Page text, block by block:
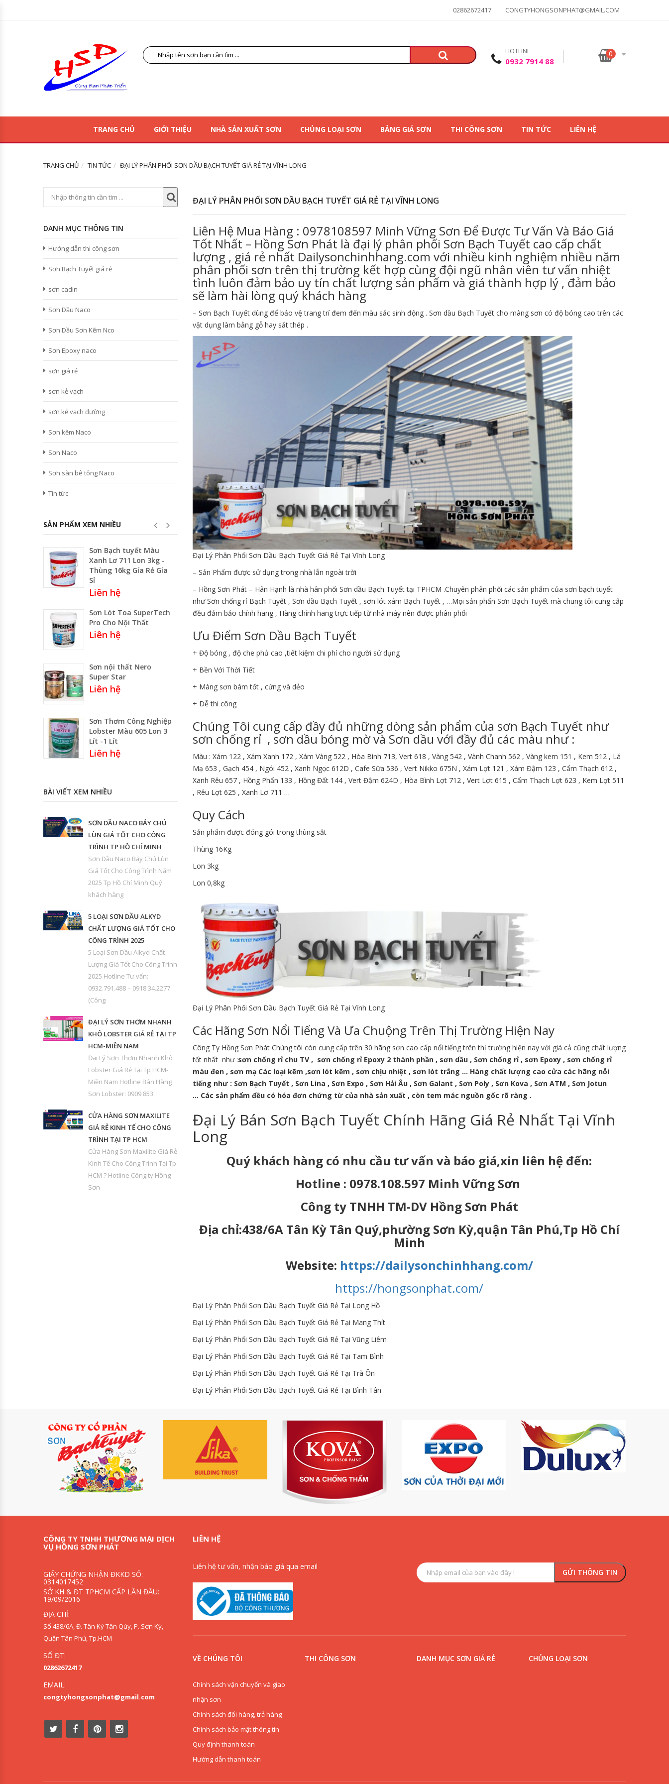
02862672417 CONGTYHONGSONPHAT@GMAIL.COM
HOTLINE
0932 7914 88
0
TRANG CHỦ GIỚI THIỆU NHÀ SẢN XUẤT SƠN CHỦNG LOẠI SƠN BẢNG GIÁ SƠN THI CÔNG SƠN TIN TỨC LIÊN HỆ
TRANG CHỦ TIN TỨC ĐẠI LÝ PHÂN PHỐI SƠN DẦU BẠCH TUYẾT GIÁ RẺ TẠI VĨNH LONG
ĐẠI LÝ PHÂN PHỐI SƠN DẦU BẠCH TUYẾT GIÁ RẺ TẠI VĨNH LONG
Liên Hệ Mua Hàng : 0978108597 Minh Vững Sơn Để Được Tư Vấn Và Báo Giá
Tốt Nhất – Hồng Sơn Phát là đại lý phân phối Sơn Bạch Tuyết cao cấp chất
lượng , giá rẻ nhất Dailysonchinhhang.com với nhiều kinh nghiệm nhiều năm
phân phối sơn trên thị trường kết hợp cùng đội ngũ nhân viên tư vấn nhiệt
tình luôn đảm bảo uy tín chất lượng sản phẩm và giá thành hợp lý , đảm bảo
sẽ làm hài lòng quý khách hàng
– Sơn Bạch Tuyết dùng để bảo vệ trang trí đem đến màu sắc sinh động . Sơn dầu Bạch Tuyết cho màng sơn có độ bóng cao trên các
vật dụng làm bằng gỗ hay sắt thép .
Đại Lý Phân Phối Sơn Dầu Bạch Tuyết Giá Rẻ Tại Vĩnh Long
– Sản Phẩm được sử dụng trong nhà lẫn ngoài trời
– Hồng Sơn Phát – Hân Hạnh là nhà hân phối Sơn dầu Bạch Tuyết tại TPHCM .Chuyên phân phối các sản phẩm của sơn bạch tuyết
như Sơn chống rỉ Bạch Tuyết , Sơn dầu Bạch Tuyết , sơn lót xám Bạch Tuyết , …Mọi sản phẩn Sơn Bạch Tuyết mà chung tôi cung cấp
đều đảm bảo chính hãng , Hàng chính hãng trực tiếp từ nhà máy nên được phân phối
Ưu Điểm Sơn Dầu Bạch Tuyết
+ Độ bóng , độ che phủ cao ,tiết kiệm chi phí cho người sử dụng
+ Bền Với Thời Tiết
+ Màng sơn bám tốt , cứng và dẻo
+ Dễ thi công
Chúng Tôi cung cấp đầy đủ những dòng sản phẩm của sơn Bạch Tuyết như
sơn chống rỉ , sơn dầu bóng mờ và Sơn dầu với đầy đủ các màu như :
Màu : Xám 122 , Xám Xanh 172 , Xám Vàng 522 , Hòa Bình 713, Vert 618 , Vàng 542 , Vành Chanh 562 , Vàng kem 151 , Kem 512 , Lá
Mạ 653 , Gạch 454 , Ngói 452 , Xanh Ngọc 612D , Cafe Sữa 536 , Vert Nikko 675N , Xám Lợt 121 , Xám Đậm 123 , Cẩm Thạch 612 ,
Xanh Rêu 657 , Hồng Phấn 133 , Hồng Đất 144 , Vert Đậm 624D , Hòa Bình Lợt 712 , Vert Lợt 615 , Cẩm Thạch Lợt 623 , Kem Lợt 511
, Rêu Lợt 625 , Xanh Lơ 711 …
Quy Cách
Sản phẩm được đóng gói trong thùng sắt
Thùng 16Kg
Lon 3kg
Lon 0,8kg
Đại Lý Phân Phối Sơn Dầu Bạch Tuyết Giá Rẻ Tại Vĩnh Long
Các Hãng Sơn Nổi Tiếng Và Ưa Chuộng Trên Thị Trường Hiện Nay
Công Ty Hồng Sơn Phát Chúng tôi còn cung cấp trên 30 hãng sơn cao cấp nổi tiếng trên thị trường hiện nay với giá cả cũng chất lượng
tốt nhất như :sơn chống rỉ chu TV , sơn chống rỉ Epoxy 2 thành phần , sơn dầu , Sơn chống rỉ , sơn Epoxy , sơn chống rỉ
màu đen , sơn mạ Các loại kẽm ,sơn lót kẽm , sơn chịu nhiệt , sơn lót trắng … Hàng chất lượng cao cửa các hãng nỗi
tiếng như : Sơn Bạch Tuyết , Sơn Lina , Sơn Expo , Sơn Hải Âu , Sơn Galant , Sơn Poly , Sơn Kova , Sơn ATM , Sơn Jotun
… Các sản phẩm đều có hóa đơn chứng từ của nhà sản xuất , còn tem mác nguồn gốc rõ ràng .
Đại Lý Bán Sơn Bạch Tuyết Chính Hãng Giá Rẻ Nhất Tại Vĩnh
Long
Quý khách hàng có nhu cầu tư vấn và báo giá,xin liên hệ đến:
Hotline : 0978.108.597 Minh Vững Sơn
Công ty TNHH TM-DV Hồng Sơn Phát
Địa chỉ:438/6A Tân Kỳ Tân Quý,phường Sơn Kỳ,quận Tân Phú,Tp Hồ Chí
Minh
Website: https://dailysonchinhhang.com/
https://hongsonphat.com/
Đại Lý Phân Phối Sơn Dầu Bạch Tuyết Giá Rẻ Tại Long Hồ
Đại Lý Phân Phối Sơn Dầu Bạch Tuyết Giá Rẻ Tại Mang Thít
Đại Lý Phân Phối Sơn Dầu Bạch Tuyết Giá Rẻ Tại Vũng Liêm
Đại Lý Phân Phối Sơn Dầu Bạch Tuyết Giá Rẻ Tại Tam Bình
Đại Lý Phân Phối Sơn Dầu Bạch Tuyết Giá Rẻ Tại Trà Ôn
Đại Lý Phân Phối Sơn Dầu Bạch Tuyết Giá Rẻ Tại Bình Tân
DANH MỤC THÔNG TIN
Hướng dẫn thi công sơn
Sơn Bạch Tuyết giá rẻ
sơn cadin
Sơn Dầu Naco
Sơn Dầu Sơn Kẽm Nco
Sơn Epoxy naco
sơn giá rẻ
sơn kẻ vạch
sơn kẻ vạch đường
Sơn kẽm Naco
Sơn Naco
Sơn sàn bê tông Naco
Tin tức
SẢN PHẨM XEM NHIỀU
Sơn Bạch tuyết Màu
Xanh Lơ 711 Lon 3kg -
Thùng 16kg Gía Rẻ Gía
Sỉ
Liên hệ
Sơn Lót Toa SuperTech
Pro Cho Nội Thất
Liên hệ
Sơn nội thất Nero
Super Star
Liên hệ
Sơn Thơm Công Nghiệp
Lobster Màu 605 Lon 3
Lít -1 Lít
Liên hệ
BÀI VIẾT XEM NHIỀU
SƠN DẦU NACO BẢY CHÚ
LÙN GIÁ TỐT CHO CÔNG
TRÌNH TP HỒ CHÍ MINH
Sơn Dầu Naco Bảy Chú Lùn
Giá Tốt Cho Công Trình Năm
2025 Tp Hồ Chí Minh Quý
khách hàng
5 LOẠI SƠN DẦU ALKYD
CHẤT LƯỢNG GIÁ TỐT CHO
CÔNG TRÌNH 2025
5 Loại Sơn Dầu Alkyd Chất
Lượng Giá Tốt Cho Công Trình
2025 Hotline Tư vấn:
0932.791.488 – 0918.34.2277
(Công
ĐẠI LÝ SƠN THƠM NHANH
KHÔ LOBSTER GIÁ RẺ TẠI TP
HCM-MIỀN NAM
Đại Lý Sơn Thơm Nhanh Khô
Lobster Giá Rẻ Tại Tp HCM-
Miền Nam Hotline Bán Hàng
Sơn Lobster: 0909 853
CỬA HÀNG SƠN MAXILITE
GIÁ RẺ KINH TẾ CHO CÔNG
TRÌNH TẠI TP HCM
Cửa Hàng Sơn Maxilite Giá Rẻ
Kinh Tế Cho Công Trình Tại Tp
HCM ? Hotline Công ty Hồng
Sơn
CÔNG TY TNHH THƯƠNG MẠI DỊCH
VỤ HỒNG SƠN PHÁT
GIẤY CHỨNG NHẬN ĐKKD SỐ:
0314017452
SỞ KH & ĐT TPHCM CẤP LẦN ĐẦU:
19/09/2016
ĐỊA CHỈ:
Số 438/6A, Đ. Tân Kỳ Tân Qúy, P. Sơn Kỳ,
Quận Tân Phú, Tp.HCM
SỐ ĐT:
02862672417
EMAIL:
congtyhongsonphat@gmail.com
LIÊN HỆ
Liên hệ tư vấn, nhận báo giá qua email
VỀ CHÚNG TÔI
Chính sách vận chuyển và giao
nhận sơn
Chính sách đổi hàng, trả hàng
Chính sách bảo mật thông tin
Quy định thanh toán
Hướng dẫn thanh toán
THI CÔNG SƠN DANH MỤC SƠN GIÁ RẺ CHỦNG LOẠI SƠN